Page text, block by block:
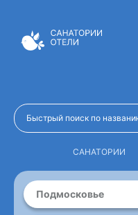
САНАТОРИИ
Подмосковье